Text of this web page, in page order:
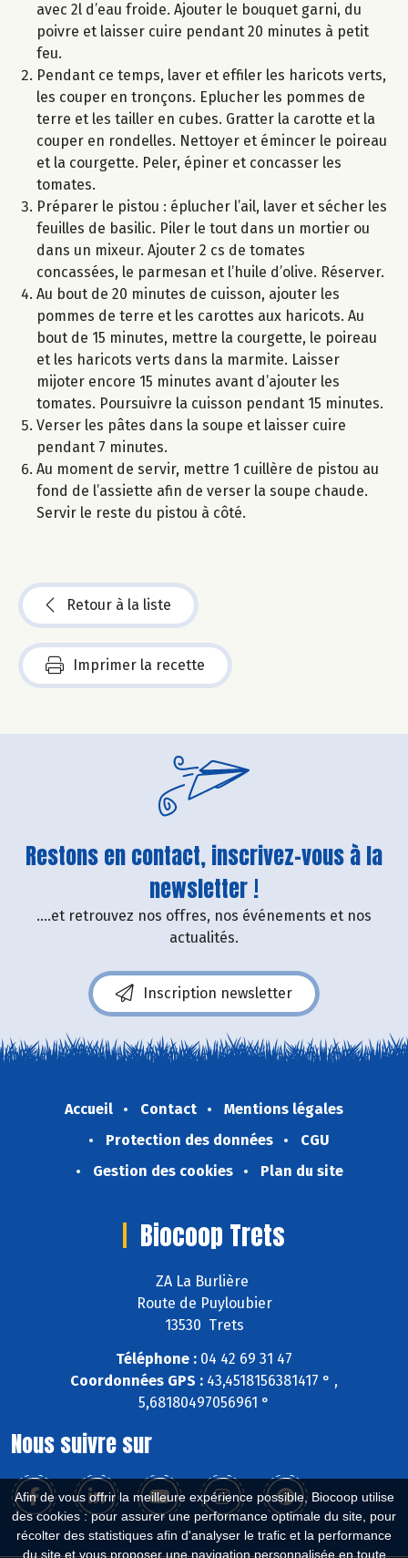
Afin de vous offrir la meilleure expérience possible, Biocoop utilise
des cookies : pour assurer une performance optimale du site, pour
récolter des statistiques afin d'analyser le trafic et la performance
du site et vous proposer une navigation personnalisée en toute
avec 2l d’eau froide. Ajouter le bouquet garni, du
poivre et laisser cuire pendant 20 minutes à petit
feu.
Pendant ce temps, laver et effiler les haricots verts,
les couper en tronçons. Eplucher les pommes de
terre et les tailler en cubes. Gratter la carotte et la
couper en rondelles. Nettoyer et émincer le poireau
et la courgette. Peler, épiner et concasser les
tomates.
Préparer le pistou : éplucher l’ail, laver et sécher les
feuilles de basilic. Piler le tout dans un mortier ou
dans un mixeur. Ajouter 2 cs de tomates
concassées, le parmesan et l’huile d’olive. Réserver.
Au bout de 20 minutes de cuisson, ajouter les
pommes de terre et les carottes aux haricots. Au
bout de 15 minutes, mettre la courgette, le poireau
et les haricots verts dans la marmite. Laisser
mijoter encore 15 minutes avant d’ajouter les
tomates. Poursuivre la cuisson pendant 15 minutes.
Verser les pâtes dans la soupe et laisser cuire
pendant 7 minutes.
Au moment de servir, mettre 1 cuillère de pistou au
fond de l’assiette afin de verser la soupe chaude.
Servir le reste du pistou à côté.
Retour à la liste
Imprimer la recette
Restons en contact, inscrivez-vous à la
newsletter !
....et retrouvez nos offres, nos événements et nos
actualités.
Inscription newsletter
Accueil Contact
Mentions légales
Protection des données
CGU
Gestion des cookies
Plan du site
Biocoop Trets
ZA La Burlière
Route de Puyloubier
13530 Trets
Téléphone : 04 42 69 31 47
Coordonnées GPS : 43,4518156381417 ° ,
5,68180497056961 °
Nous suivre sur